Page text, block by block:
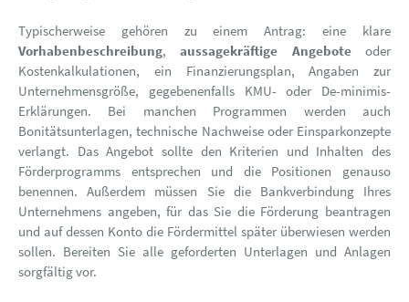
Typischerweise gehören zu einem Antrag: eine klare
Vorhabenbeschreibung,aussagekräftige Angeboteoder
Kostenkalkulationen, ein Finanzierungsplan, Angaben zur
Unternehmensgröße, gegebenenfalls KMU- oder De-minimis-
Erklärungen. Bei manchen Programmen werden auch
Bonitätsunterlagen, technische Nachweise oder Einsparkonzepte
verlangt. Das Angebot sollte den Kriterien und Inhalten des
Förderprogramms entsprechen und die Positionen genauso
benennen. Außerdem müssen Sie die Bankverbindung Ihres
Unternehmens angeben, für das Sie die Förderung beantragen
und auf dessen Konto die Fördermittel später überwiesen werden
sollen. Bereiten Sie alle geforderten Unterlagen und Anlagen
sorgfältig vor.